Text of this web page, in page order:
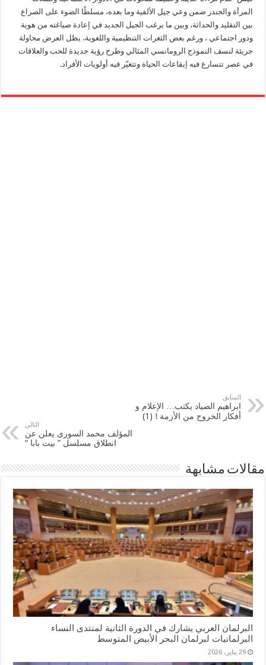
المرأة والجندر ضمن وعي جيل الألفية وما بعده، مسلطًا الضوء على الصراع
بين التقليد والحداثة، وبين ما يرغب الجيل الجديد في إعادة صياغته من هوية
ودور اجتماعي ، ورغم بعض الثغرات التنظيمية واللغوية، يظل العرض محاولة
جريئة لنسف النموذج الرومانسي المثالي وطرح رؤية جديدة للحب والعلاقات
في عصر تتسارع فيه إيقاعات الحياة وتتغيّر فيه أولويات الأفراد.
السابق
ابراهيم الصياد يكتب… الإعلام و
أفكار الخروج من الأزمة ! (1)
التالي
المؤلف محمد السورى يعلن عن
انطلاق مسلسل ” بيت بابا “
مقالات مشابهة
البرلمان العربي يشارك في الدورة الثانية لمنتدى النساء
البرلمانيات لبرلمان البحر الأبيض المتوسط
29 يناير، 2026